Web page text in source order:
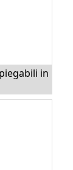
in